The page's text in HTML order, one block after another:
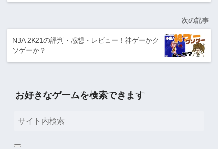
次の記事
NBA 2K21の評判・感想・レビュー！神ゲーかク
ソゲーか？
お好きなゲームを検索できます